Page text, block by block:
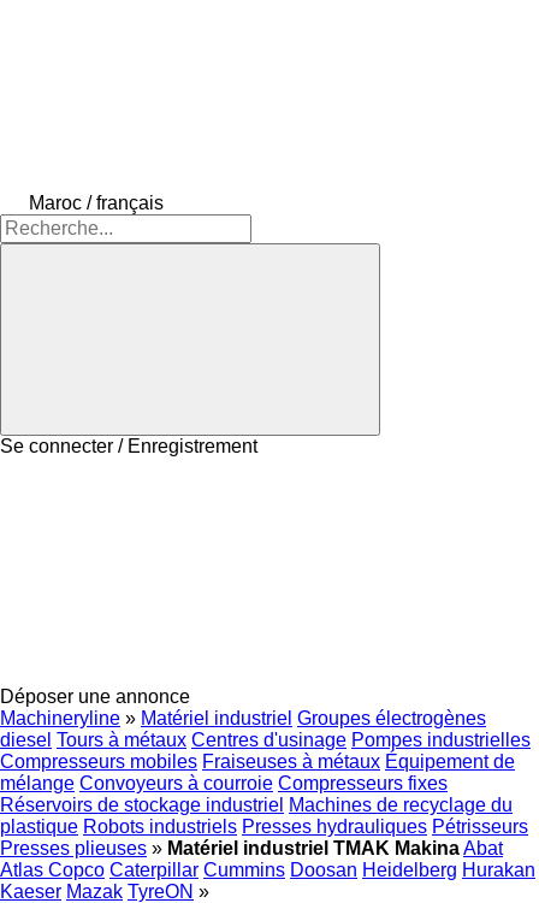
Maroc / français
Se connecter / Enregistrement
Déposer une annonce
Machineryline » Matériel industriel Groupes électrogènes
diesel Tours à métaux Centres d'usinage Pompes industrielles
Compresseurs mobiles Fraiseuses à métaux Équipement de
mélange Convoyeurs à courroie Compresseurs fixes
Réservoirs de stockage industriel Machines de recyclage du
plastique Robots industriels Presses hydrauliques Pétrisseurs
Presses plieuses » Matériel industriel TMAK MakinaAbat
Atlas Copco Caterpillar Cummins Doosan Heidelberg Hurakan
Kaeser Mazak TyreON »